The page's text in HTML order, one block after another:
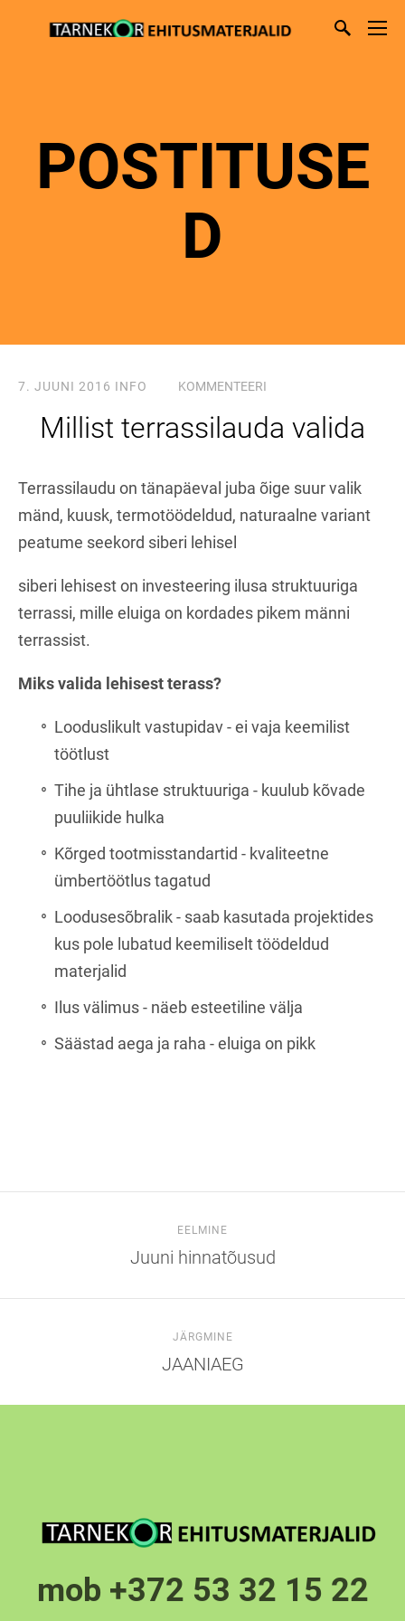
POSTITUSE
D
7. JUUNI 2016 INFO KOMMENTEERI
Millist terrassilauda valida
Terrassilaudu on tänapäeval juba õige suur valik
mänd, kuusk, termotöödeldud, naturaalne variant
peatume seekord siberi lehisel
siberi lehisest on investeering ilusa struktuuriga
terrassi, mille eluiga on kordades pikem männi
terrassist.
Miks valida lehisest terass?
Looduslikult vastupidav - ei vaja keemilist
töötlust
Tihe ja ühtlase struktuuriga - kuulub kõvade
puuliikide hulka
Kõrged tootmisstandartid - kvaliteetne
ümbertöötlus tagatud
Loodusesõbralik - saab kasutada projektides
kus pole lubatud keemiliselt töödeldud
materjalid
Ilus välimus - näeb esteetiline välja
Säästad aega ja raha - eluiga on pikk
EELMINE
Juuni hinnatõusud
JÄRGMINE
JAANIAEG
mob +372 53 32 15 22